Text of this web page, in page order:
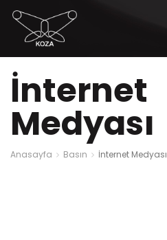
İnternet
Medyası
Anasayfa Basın İnternet Medyası